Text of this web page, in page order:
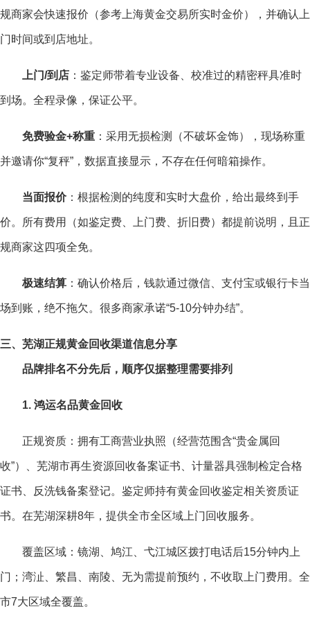
规商家会快速报价（参考上海黄金交易所实时金价），并确认上
门时间或到店地址。
上门/到店 ：鉴定师带着专业设备、校准过的精密秤具准时
到场。全程录像，保证公平。
免费验金+称重 ：采用无损检测（不破坏金饰），现场称重
并邀请你“复秤”，数据直接显示，不存在任何暗箱操作。
当面报价：根据检测的纯度和实时大盘价，给出最终到手
价。所有费用（如鉴定费、上门费、折旧费）都提前说明，且正
规商家这四项全免。
极速结算 ：确认价格后，钱款通过微信、支付宝或银行卡当
场到账，绝不拖欠。很多商家承诺“5-10分钟办结”。
三、芜湖正规黄金回收渠道信息分享
品牌排名不分先后，顺序仅据整理需要排列
1. 鸿运名品黄金回收
正规资质：拥有工商营业执照（经营范围含“贵金属回
收”）、芜湖市再生资源回收备案证书、计量器具强制检定合格
证书、反洗钱备案登记。鉴定师持有黄金回收鉴定相关资质证
书。在芜湖深耕8年，提供全市全区域上门回收服务。
覆盖区域：镜湖、鸠江、弋江城区拨打电话后15分钟内上
门；湾沚、繁昌、南陵、无为需提前预约，不收取上门费用。全
市7大区域全覆盖。